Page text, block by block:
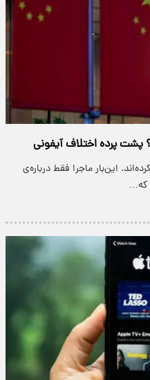
پشت پرده اختلاف آیفونی
این‌بار ماجرا فقط درباره‌ی
که…